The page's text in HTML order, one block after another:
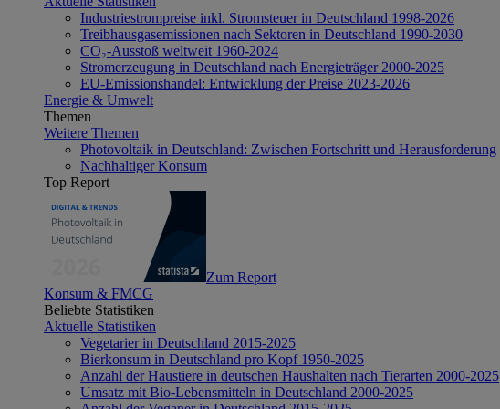
Industriestrompreise inkl. Stromsteuer in Deutschland 1998-2026
Treibhausgasemissionen nach Sektoren in Deutschland 1990-2030
CO₂-Ausstoß weltweit 1960-2024
Stromerzeugung in Deutschland nach Energieträger 2000-2025
EU-Emissionshandel: Entwicklung der Preise 2023-2026
Energie & Umwelt
Themen
Weitere Themen
Photovoltaik in Deutschland: Zwischen Fortschritt und Herausforderung
Nachhaltiger Konsum
Top Report
Zum Report
Konsum & FMCG
Beliebte Statistiken
Aktuelle Statistiken
Vegetarier in Deutschland 2015-2025
Bierkonsum in Deutschland pro Kopf 1950-2025
Anzahl der Haustiere in deutschen Haushalten nach Tierarten 2000-2025
Umsatz mit Bio-Lebensmitteln in Deutschland 2000-2025